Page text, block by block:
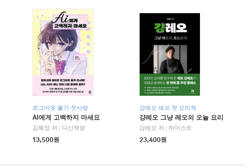
로그아웃 불가 첫사랑
AI에게 고백하지 마세요
김혜정 저
다산책방
13,500원
강레오 셰프 첫 요리책
걍레오 그냥 레오의 오늘 요리
강레오 저
하이스트
23,400원